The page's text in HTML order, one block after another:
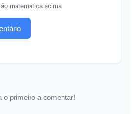
matemática acima
o primeiro a comentar!